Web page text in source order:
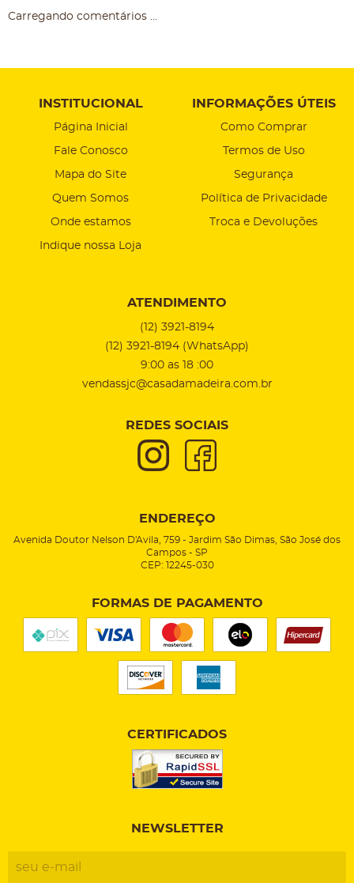
Carregando comentários ...
INSTITUCIONAL
Página Inicial
Fale Conosco
Mapa do Site
Quem Somos
Onde estamos
Indique nossa Loja
INFORMAÇÕES ÚTEIS
Como Comprar
Termos de Uso
Segurança
Política de Privacidade
Troca e Devoluções
ATENDIMENTO
(12) 3921-8194
(12) 3921-8194 (WhatsApp)
9:00 as 18 :00
vendassjc@casadamadeira.com.br
REDES SOCIAIS
ENDEREÇO
Avenida Doutor Nelson D'Avila, 759 - Jardim São Dimas, São José dos
Campos - SP
CEP: 12245-030
FORMAS DE PAGAMENTO
CERTIFICADOS
NEWSLETTER